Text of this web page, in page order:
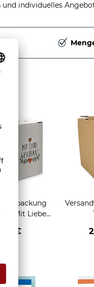
individuelles
- Mit Liebe
2,95 €